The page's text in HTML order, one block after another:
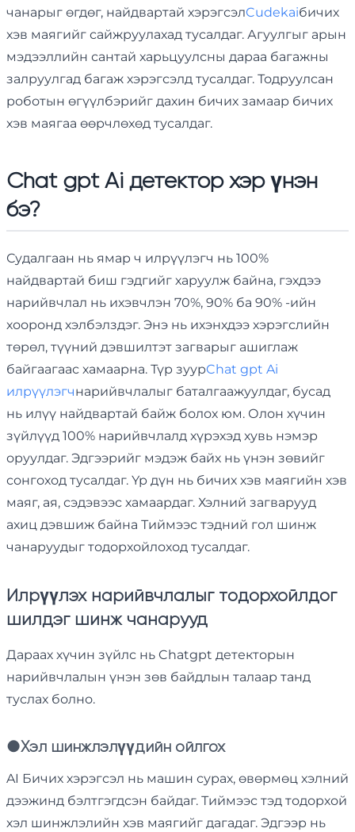
чанарыг өгдөг, найдвартай хэрэгсэлCudekaiбичих
хэв маягийг сайжруулахад тусалдаг. Агуулгыг арын
мэдээллийн сантай харьцуулсны дараа багажны
залруулгад багаж хэрэгсэлд тусалдаг. Тодруулсан
роботын өгүүлбэрийг дахин бичих замаар бичих
хэв маягаа өөрчлөхөд тусалдаг.
Chat gpt Ai детектор хэр үнэн
бэ?
Судалгаан нь ямар ч илрүүлэгч нь 100%
найдвартай биш гэдгийг харуулж байна, гэхдээ
нарийвчлал нь ихэвчлэн 70%, 90% ба 90% -ийн
хооронд хэлбэлздэг. Энэ нь ихэнхдээ хэрэгслийн
төрөл, түүний дэвшилтэт загварыг ашиглаж
байгаагаас хамаарна. Түр зуурChat gpt Ai
илрүүлэгчнарийвчлалыг баталгаажуулдаг, бусад
нь илүү найдвартай байж болох юм. Олон хүчин
зүйлүүд 100% нарийвчлалд хүрэхэд хувь нэмэр
оруулдаг. Эдгээрийг мэдэж байх нь үнэн зөвийг
сонгоход тусалдаг. Үр дүн нь бичих хэв маягийн хэв
маяг, ая, сэдэвээс хамаардаг. Хэлний загварууд
ахиц дэвшиж байна Тиймээс тэдний гол шинж
чанаруудыг тодорхойлоход тусалдаг.
Илрүүлэх нарийвчлалыг тодорхойлдог
шилдэг шинж чанарууд
Дараах хүчин зүйлс нь Chatgpt детекторын
нарийвчлалын үнэн зөв байдлын талаар танд
туслах болно.
●Хэл шинжлэлүүдийн ойлгох
AI Бичих хэрэгсэл нь машин сурах, өвөрмөц хэлний
дээжинд бэлтгэгдсэн байдаг. Тиймээс тэд тодорхой
хэл шинжлэлийн хэв маягийг дагадаг. Эдгээр нь